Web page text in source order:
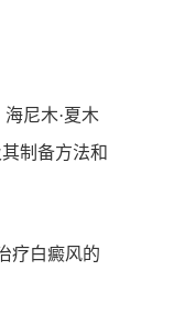
海尼木·夏木
制备方法和
疗白癜风的